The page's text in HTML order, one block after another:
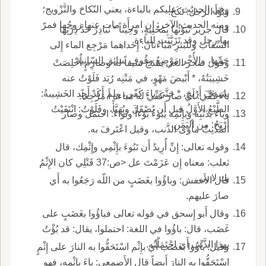
وفي الحديث: عليكم بالباءة، يعني النّكاحَ والتَّزْويج؛
ومنه الحديث الآخر: إِن امرأَة مات عنها زوجُها فمرّ
بها رجل وقد تَزَيَّنَت للباءة.
وبَوَّأَ الرجلُ: نَكَحَ.
قال جرير تُبَوّئُها بِمَحْنِيةٍ، وحِيناً * تُبادِرُ حَدَّ دِرَّتِها
السِّقاب وللبئرِ مَباءَتان: إِحداهما مَرْجِع الماء إِلى
جَمِّها، والأُخْر مَوْضِعُ وقُوفِ سائِق السّانِية.
وقول صخر الغي يمدَح سيفاً له وصارِمٍ أُخْلِصَتْ
خَشِيبَتُهُ، * أَبْيضَ مَهْوٍ، في مَتْنِه رُبَد فَلَوْتُ عنه
سُيوفَ أَرْيحَ، * حَتَّى باءَ كَفّي، ولم أَكَدْ أَجِد الخَشِيبةُ:
الطَّبْعُ الأَوَّلُ قبل أَن يُصْقَلَ ويُهَيَّأً، وفَلَوْتُ: انْتَقَيْتُ
أَرْيَحُ: مِن اليَمَنِ.
باءَ كَفِّي: أَي صارَ كَفِّي له مَباءة أَ مَرْجِعاً.
وباءَ بذَنْبِه وبإِثْمِه يَبُوءُ بَوْءاً وبَواءً: احتمَل وصار
المُذْنِبُ مأْوَى الذَّنب، وقيل اعْتَرفَ به.
وقوله تعالى: إِنِّ أُرِيدُ أَن تَبُوءَ بإِثْمِي وإِثْمِك، قال
ثعلب: معناه إِن عَزَمْتَ عل <ص:37 قَتْلِي كان الإِثْمُ
بك لا بي.
قال الأَخفش: وباؤُوا بغَضَبٍ من اللّه رَجَعُوا به أَي
صارَ عليهم.
وقال أَبو إِسحق في قوله تعالى فباؤُوا بغَضَبٍ على
غَضَب، قال: باؤُوا في اللغة: احتملوا، يقال: قد بُؤْتُ
بهذا الذَّنْب أَي احْتَمَلْتُه.
وقيل: باؤُوا بغَضَب أَي بإِثْم اسْتَحَقُّوا به النارَ على إِثْمٍ
اسْتَحَقُّوا به النارَ أَيضاً قال الأَصمعي: باءَ بإِثْمِه، فهو